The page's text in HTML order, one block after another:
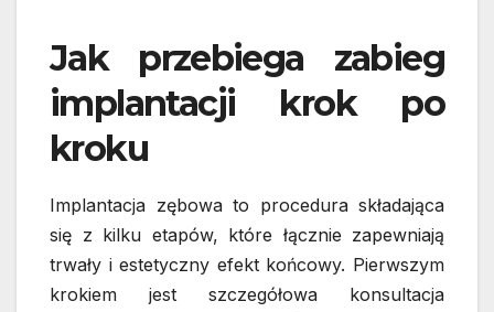
Jak przebiega zabieg
implantacji krok po
kroku
Implantacja zębowa to procedura składająca
się z kilku etapów, które łącznie zapewniają
trwały i estetyczny efekt końcowy. Pierwszym
krokiem jest szczegółowa konsultacja